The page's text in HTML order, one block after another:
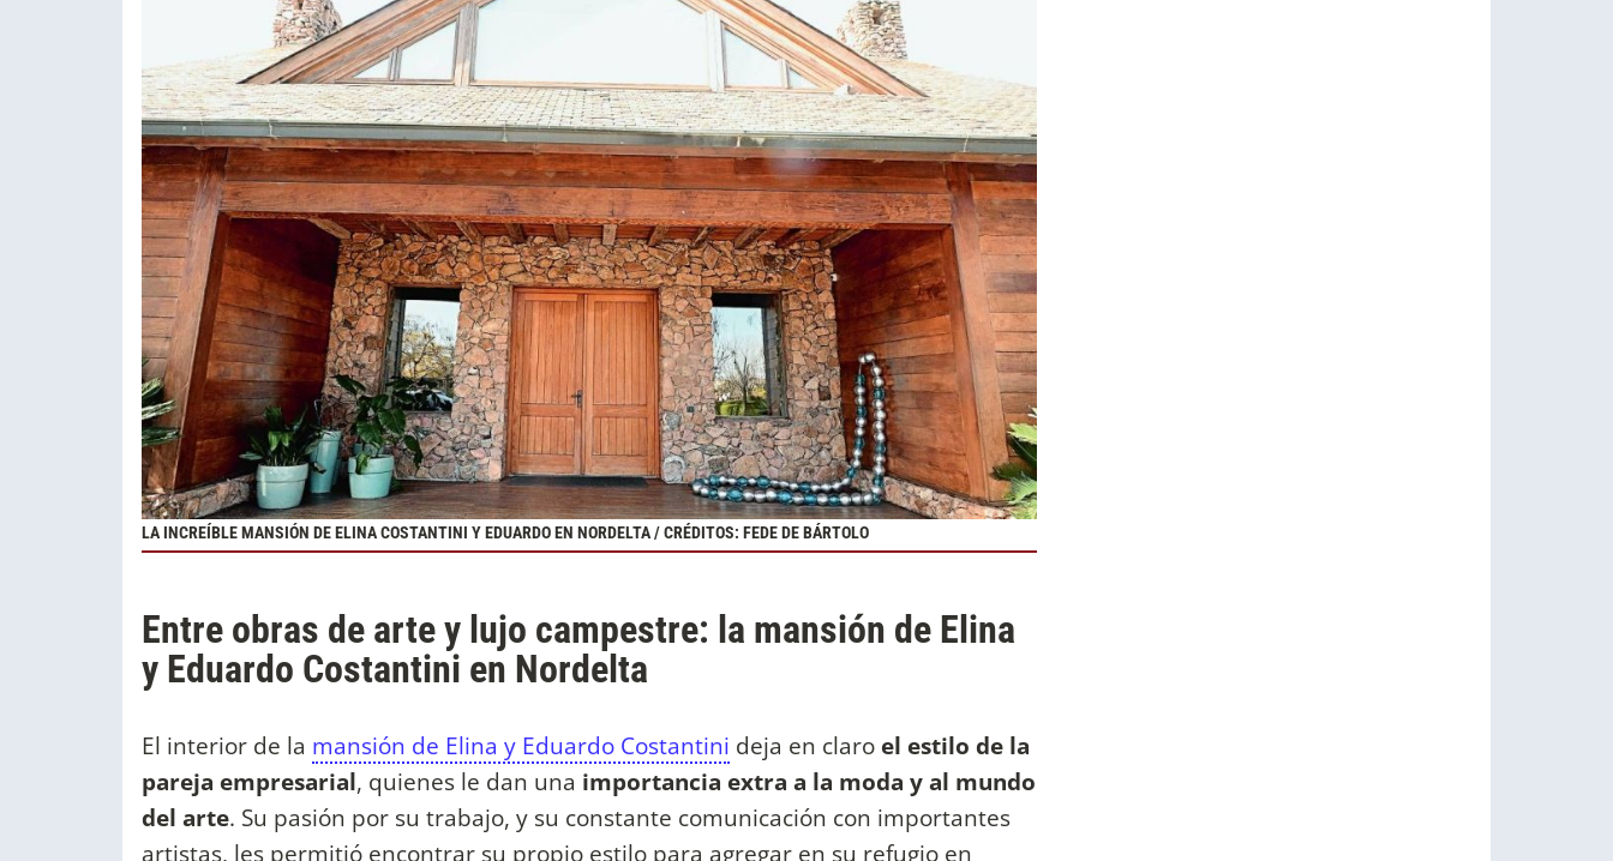
LA INCREÍBLE MANSIÓN DE ELINA COSTANTINI Y EDUARDO EN NORDELTA / CRÉDITOS: FEDE DE BÁRTOLO
Entre obras de arte y lujo campestre: la mansión de Elina
y Eduardo Costantini en Nordelta
El interior de la mansión de Elina y Eduardo Costantini deja en claro el estilo de la
pareja empresarial, quienes le dan una importancia extra a la moda y al mundo
del arte. Su pasión por su trabajo, y su constante comunicación con importantes
artistas, les permitió encontrar su propio estilo para agregar en su refugio en